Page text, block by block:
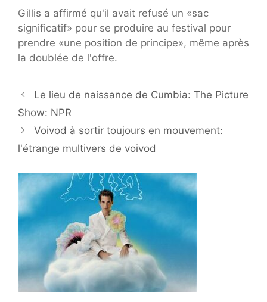
Gillis a affirmé qu'il avait refusé un «sac
significatif» pour se produire au festival pour
prendre «une position de principe», même après
la doublée de l'offre.
Le lieu de naissance de Cumbia: The Picture
Show: NPR
Voivod à sortir toujours en mouvement:
l'étrange multivers de voivod